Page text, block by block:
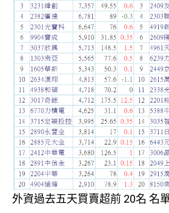
外資過去五天買賣超前 20名 名